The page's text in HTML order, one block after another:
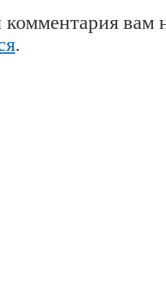
вам
.